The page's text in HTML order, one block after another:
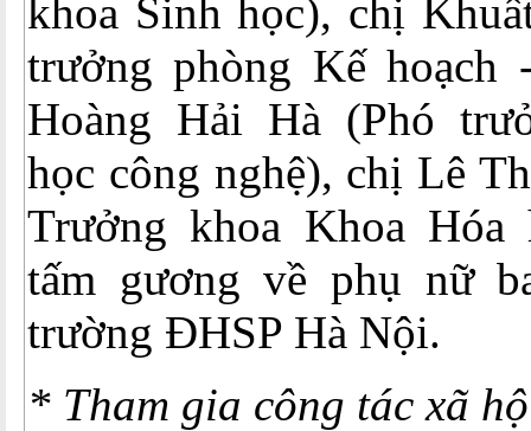
khoa Sinh học), chị
trưởng phòng Kế hoạch
Hoàng Hải Hà (Phó
học công nghệ), chị Lê
Trưởng khoa Khoa Hóa
tấm gương về phụ nữ
trường ĐHSP Hà Nội.
* Tham gia công tác xã